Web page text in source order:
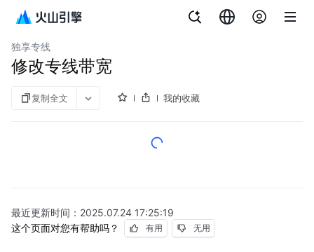
专线连接
独享专线
修改专线带宽
复制全文 我的收藏
最近更新时间： 2025.07.24 17:25:19
这个页面对您有帮助吗？
有用 无用